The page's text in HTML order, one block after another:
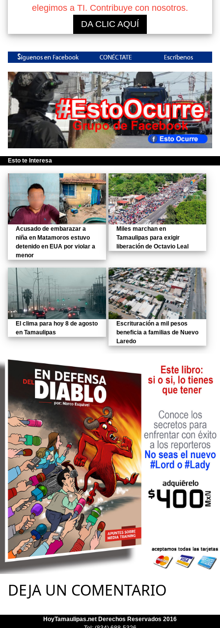
elegimos a TI. Contribuye con nosotros.
DA CLIC AQUÍ
Esto te Interesa
Acusado de embarazar a
niña en Matamoros estuvo
detenido en EUA por violar a
menor
Miles marchan en
Tamaulipas para exigir
liberación de Octavio Leal
El clima para hoy 8 de agosto
en Tamaulipas
Escrituración a mil pesos
beneficia a familias de Nuevo
Laredo
DEJA UN COMENTARIO
HoyTamaulipas.net Derechos Reservados 2016